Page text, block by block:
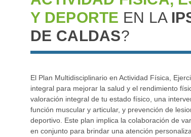
Y DEPORTE EN LA
DE CALDAS?
El Plan Multidisciplinario en Actividad Física,
integral para mejorar la salud y el rendimiento
valoración integral de tu estado físico, una
función muscular y articular, y prevención de
deportivo. Este plan implica la colaboración de
en conjunto para brindar una atención